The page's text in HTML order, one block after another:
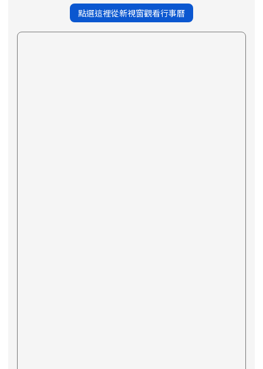
點選這裡從新視窗觀看行事曆